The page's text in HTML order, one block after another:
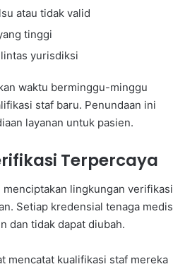
atau tidak valid
tinggi
yurisdiksi
waktu berminggu-minggu
staf baru. Penundaan ini
layanan untuk pasien.
Terpercaya
lingkungan verifikasi
Setiap kredensial tenaga medis
dan tidak dapat diubah.
mencatat kualifikasi staf mereka